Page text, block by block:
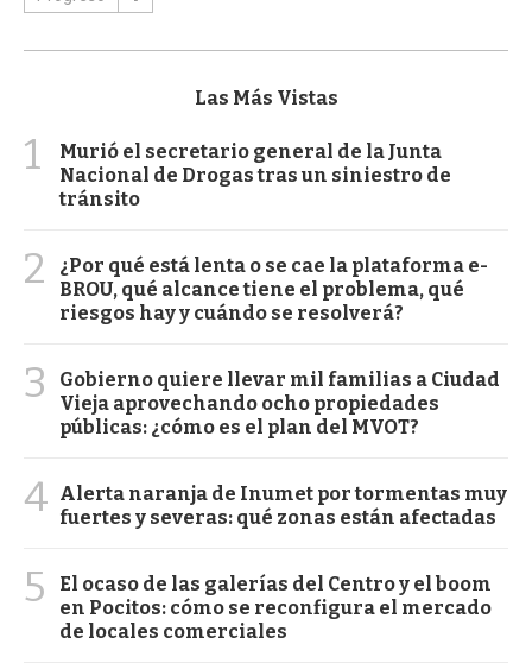
Las Más Vistas
1
Murió el secretario general de la Junta
Nacional de Drogas tras un siniestro de
tránsito
2
¿Por qué está lenta o se cae la plataforma e-
BROU, qué alcance tiene el problema, qué
riesgos hay y cuándo se resolverá?
3
Gobierno quiere llevar mil familias a Ciudad
Vieja aprovechando ocho propiedades
públicas: ¿cómo es el plan del MVOT?
4 Alerta naranja de Inumet por tormentas muy
fuertes y severas: qué zonas están afectadas
5
El ocaso de las galerías del Centro y el boom
en Pocitos: cómo se reconfigura el mercado
de locales comerciales